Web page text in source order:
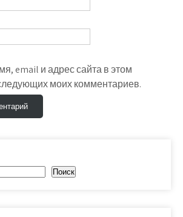
email и адрес сайта в этом
моих комментариев.
Поиск